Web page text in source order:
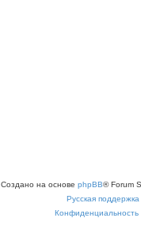
Создано на основе phpBB® Forum
Русская
Конфиденциальность